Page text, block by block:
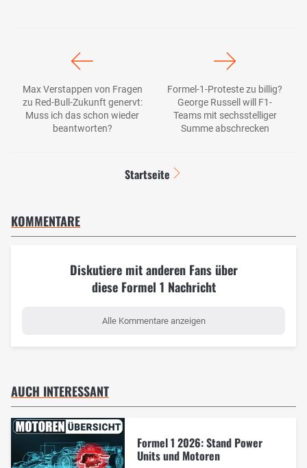
Max Verstappen von Fragen
zu Red-Bull-Zukunft genervt:
Muss ich das schon wieder
beantworten?
Formel-1-Proteste zu billig?
George Russell will F1-
Teams mit sechsstelliger
Summe abschrecken
Startseite
KOMMENTARE
Diskutiere mit anderen Fans über
diese Formel 1 Nachricht
Alle Kommentare anzeigen
AUCH INTERESSANT
Formel 1 2026: Stand Power
Units und Motoren